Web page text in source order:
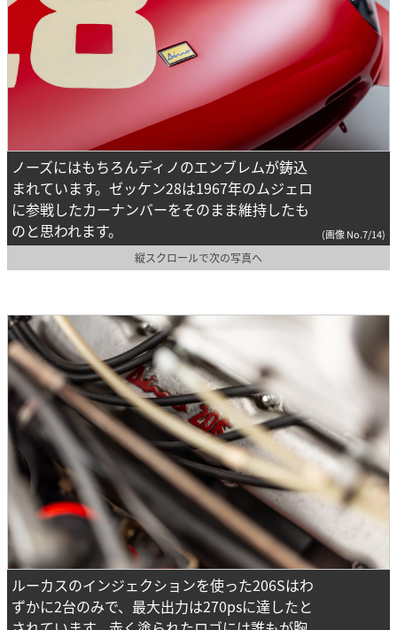
ノーズにはもちろんディノのエンブレムが鋳込
まれています。ゼッケン28は1967年のムジェロ
に参戦したカーナンバーをそのまま維持したも
のと思われます。
(画像 No.7/14)
縦スクロールで次の写真へ
ルーカスのインジェクションを使った206Sはわ
ずかに2台のみで、最大出力は270psに達したと